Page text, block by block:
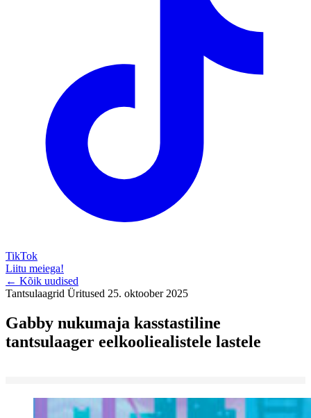
TikTok
Liitu meiega!
← Kõik uudised
Tantsulaagrid Üritused 25. oktoober 2025
Gabby nukumaja kasstastiline
tantsulaager eelkooliealistele lastele